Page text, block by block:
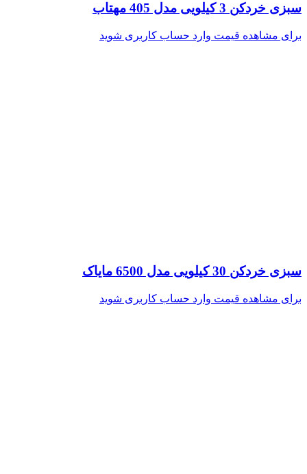
سبزی خردکن 3 کیلویی مدل 405 مهتاب
برای مشاهده قیمت وارد حساب کاربری شوید
سبزی خردکن 30 کیلویی مدل 6500 مایاک
برای مشاهده قیمت وارد حساب کاربری شوید